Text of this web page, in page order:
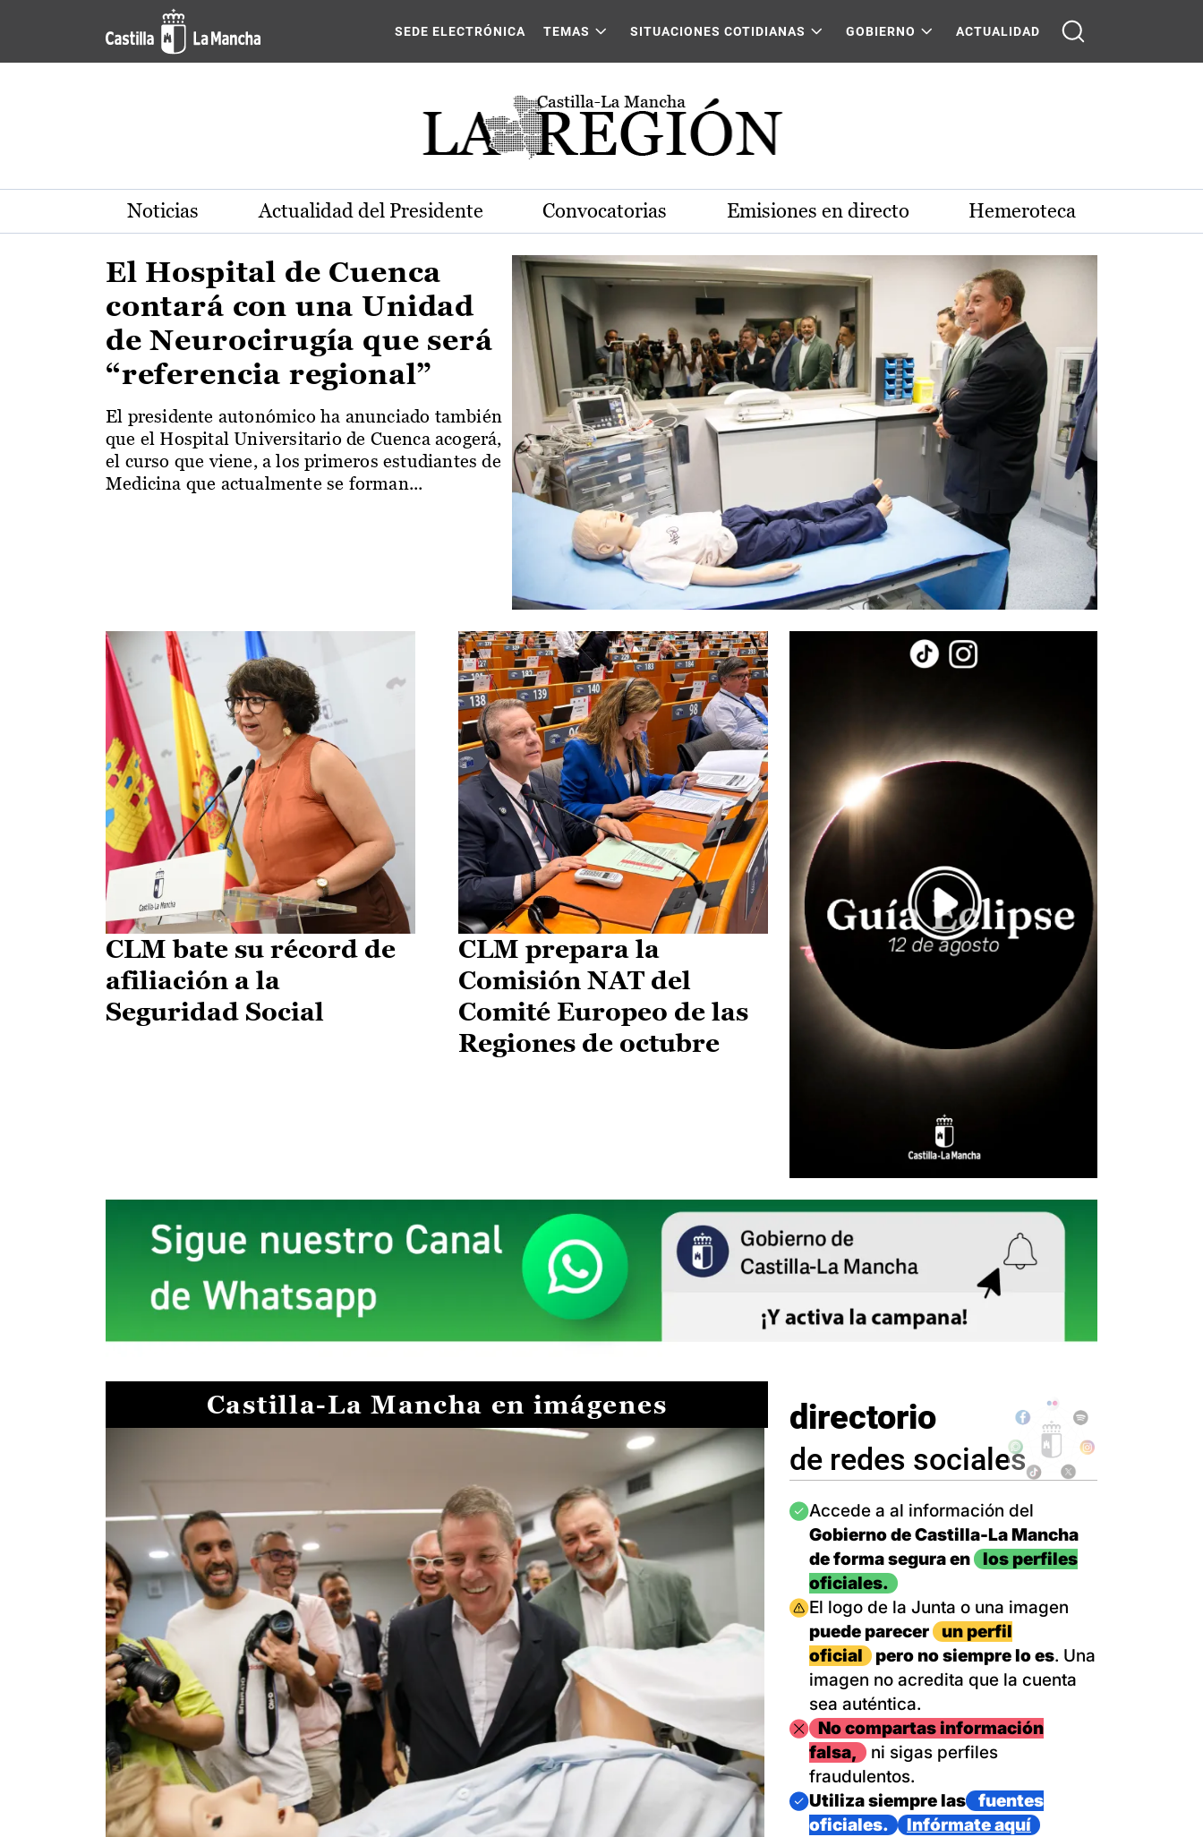
Pasar al contenido principal
Actualidad de la región de Castilla-La Mancha
SEDE ELECTRÓNICA TEMAS SITUACIONES COTIDIANAS GOBIERNO ACTUALIDAD
Noticias Actualidad del Presidente Convocatorias Emisiones en directo Hemeroteca
El Hospital de Cuenca
contará con una Unidad
de Neurocirugía que será
“referencia regional”
El presidente autonómico ha anunciado también
que el Hospital Universitario de Cuenca acogerá,
el curso que viene, a los primeros estudiantes de
Medicina que actualmente se forman...
CLM bate su récord de
afiliación a la
Seguridad Social
CLM prepara la
Comisión NAT del
Comité Europeo de las
Regiones de octubre
Castilla-La Mancha en imágenes directorio
de redes sociales
Imagen
Accede a al información del
Gobierno de Castilla-La Mancha
de forma segura en
los perfiles
oficiales.
Imagen
El logo de la Junta o una imagen
puede parecer
un perfil
oficial
pero no siempre lo es. Una
imagen no acredita que la cuenta
sea auténtica.
ImagenNo compartas información
falsa,
ni sigas perfiles
fraudulentos.
Imagen
Utiliza siempre las
fuentes
oficiales.
Infórmate aquí